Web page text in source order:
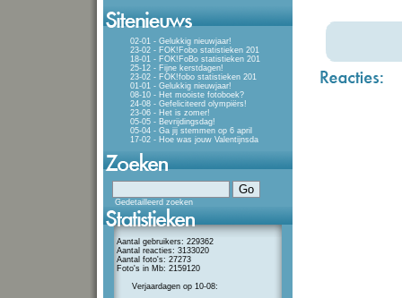
02-01 - Gelukkig nieuwjaar!
23-02 - FOK!Fobo statistieken 201
18-01 - FOK!FoBo statistieken 201
25-12 - Fijne kerstdagen!
23-02 - FOK!fobo statistieken 201
01-01 - Gelukkig nieuwjaar!
08-10 - Het mooiste fotoboek?
24-08 - Gefeliciteerd olympiërs!
23-06 - Het is zomer!
05-05 - Bevrijdingsdag!
05-04 - Ga jij stemmen op 6 april
17-02 - Hoe was jouw Valentijnsda
Gedetailleerd zoeken
Aantal gebruikers: 229362
Aantal reacties: 3133020
Aantal foto's: 27273
Foto's in Mb: 2159120
Verjaardagen op 10-08: